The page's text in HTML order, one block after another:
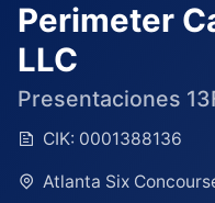
Perimeter
LLC
Presentaciones
CIK: 0001388136
Atlanta Six